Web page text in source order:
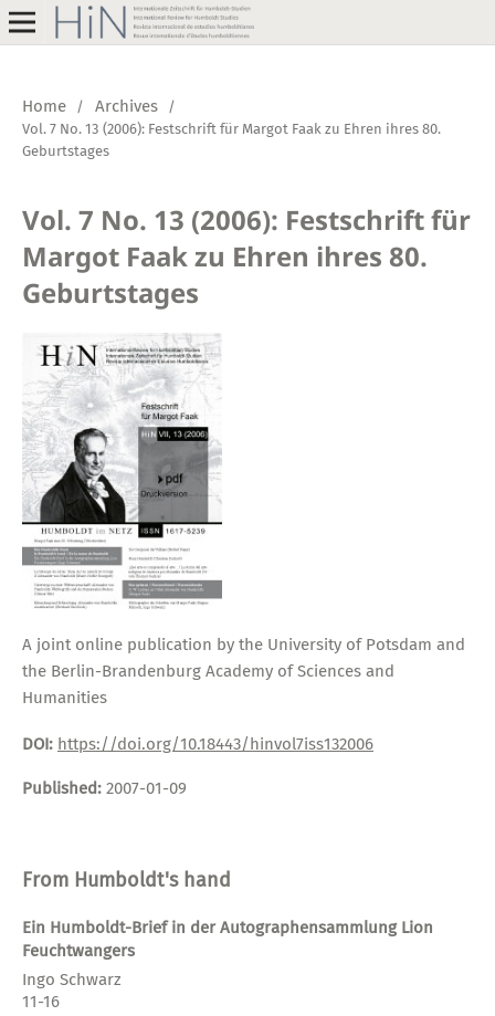
Home / Archives
/
Vol. 7 No. 13 (2006): Festschrift für Margot Faak zu Ehren ihres 80.
Geburtstages
Vol. 7 No. 13 (2006): Festschrift für
Margot Faak zu Ehren ihres 80.
Geburtstages
A joint online publication by the University of Potsdam and
the Berlin-Brandenburg Academy of Sciences and
Humanities
DOI: https://doi.org/10.18443/hinvol7iss132006
Published: 2007-01-09
From Humboldt's hand
Ein Humboldt-Brief in der Autographensammlung Lion
Feuchtwangers
Ingo Schwarz
11-16